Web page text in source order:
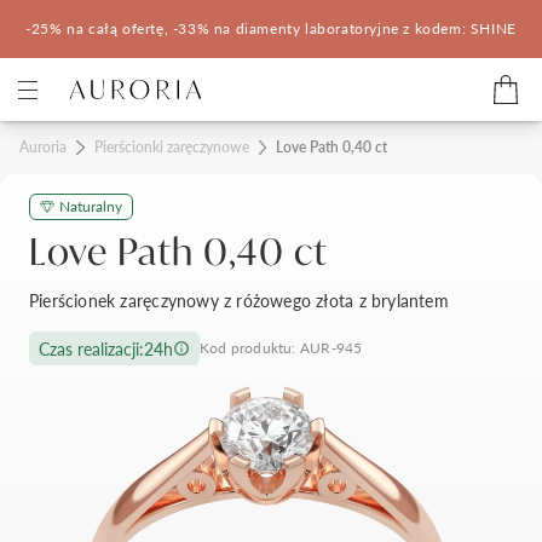
-25% na całą ofertę, -33% na diamenty laboratoryjne z kodem: SHINE
Kategorie
Pierścionki zaręczynowe
Pomocne
Konfigurator 3D
Salony Auroria
Salony Auroria
Salon Auroria Arkadia
Korzyści z zakupu
Auroria Pierścionki zaręczynowe Love Path 0,40 ct
Naturalny
Love Path 0,40 ct
Pierścionek zaręczynowy z różowego złota z brylantem
Czas realizacji:24h Kod produktu: AUR-945